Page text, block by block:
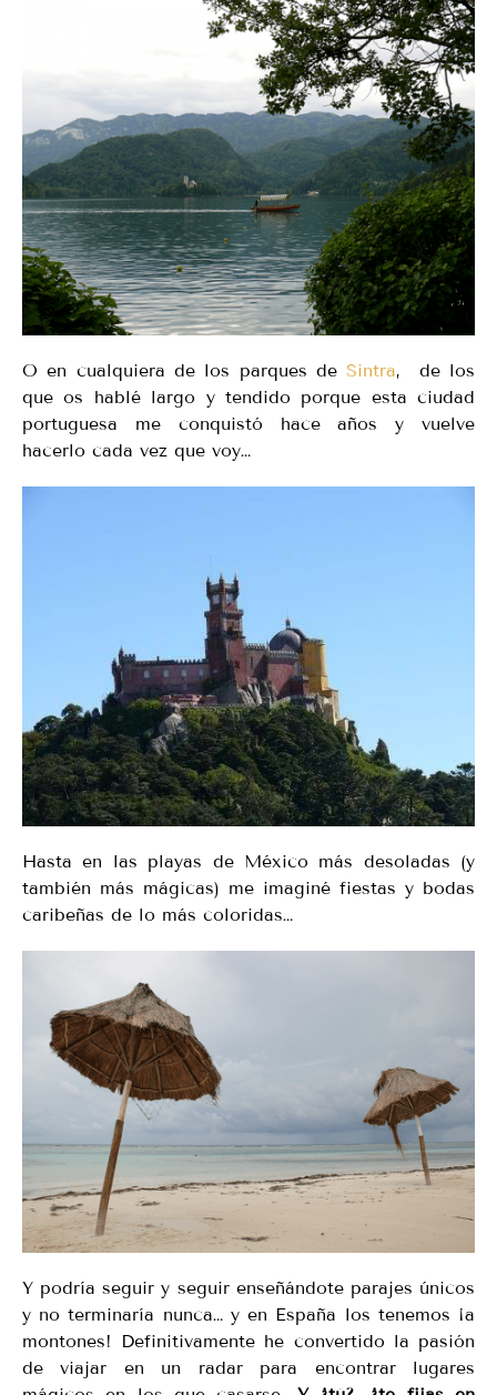
O en cualquiera de los parques deSintra, de los
que os hablé largo y tendido porque esta ciudad
portuguesa me conquistó hace años y vuelve
hacerlo cada vez que voy…
Hasta en las playas de México más desoladas (y
también más mágicas) me imaginé fiestas y bodas
caribeñas de lo más coloridas…
Y podría seguir y seguir enseñándote parajes únicos
y no terminaría nunca… y en España los tenemos ¡a
montones! Definitivamente he convertido la pasión
de viajar en un radar para encontrar lugares